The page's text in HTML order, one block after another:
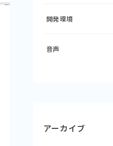
開発環境
音声
アーカイブ